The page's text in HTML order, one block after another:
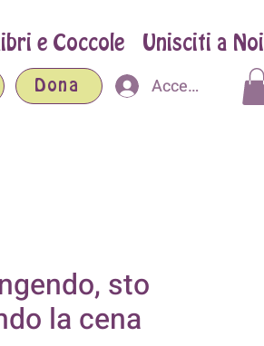
e Coccole Unisciti a Noi
Dona Accedi
sto
la cena